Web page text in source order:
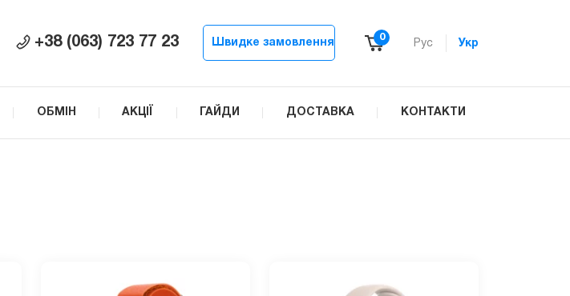
+38 (063) 723 77 23 Швидке замовлення
0
Рус Укр
ОБМІН АКЦІЇ ГАЙДИ ДОСТАВКА КОНТАКТИ